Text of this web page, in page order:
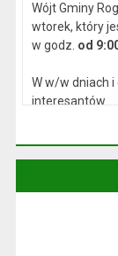
Wójt Gminy
wtorek, który
w godz. od
W w/w dniach
interesantów